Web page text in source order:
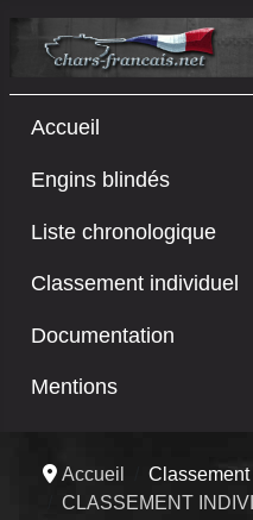
Accueil
Engins blindés
Liste chronologique
Classement individuel
Documentation
Mentions
Accueil Classement
CLASSEMENT